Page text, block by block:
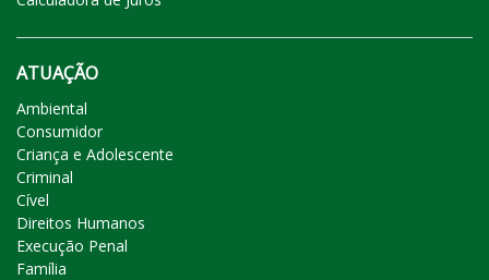
ATUAÇÃO
Ambiental
Consumidor
Criança e Adolescente
Criminal
Cível
Direitos Humanos
Execução Penal
Família